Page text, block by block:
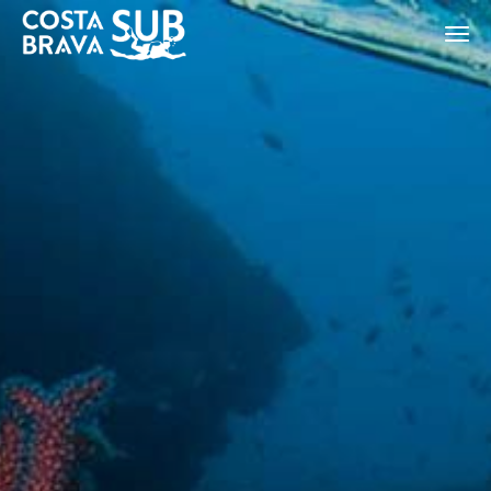
CA EN
Modificar cookies